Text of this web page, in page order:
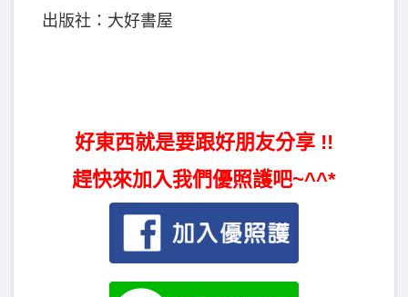
出版社：大好書屋
好東西就是要跟好朋友分享 !!
趕快來加入我們優照護吧~^^*